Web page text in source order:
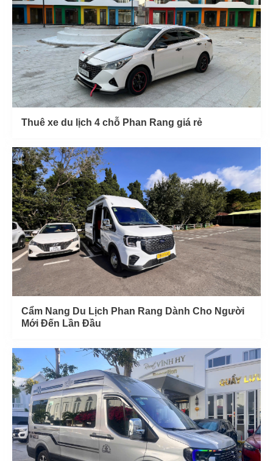
Thuê xe du lịch 4 chỗ Phan Rang giá rẻ
Cẩm Nang Du Lịch Phan Rang Dành Cho Người
Mới Đến Lần Đầu